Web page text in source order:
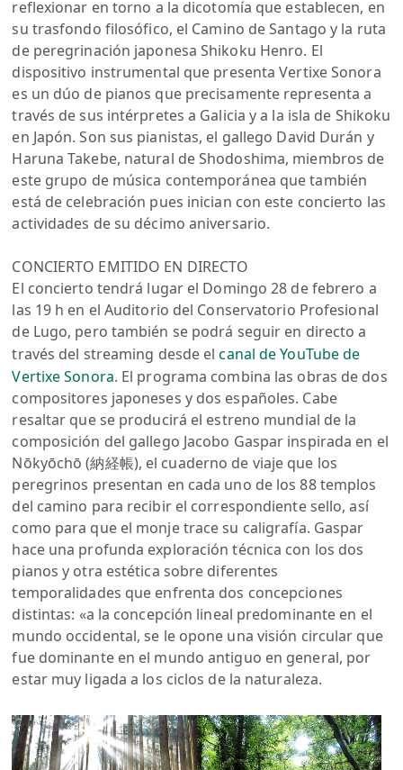
reflexionar en torno a la dicotomía que establecen, en
su trasfondo filosófico, el Camino de Santago y la ruta
de peregrinación japonesa Shikoku Henro. El
dispositivo instrumental que presenta Vertixe Sonora
es un dúo de pianos que precisamente representa a
través de sus intérpretes a Galicia y a la isla de Shikoku
en Japón. Son sus pianistas, el gallego David Durán y
Haruna Takebe, natural de Shodoshima, miembros de
este grupo de música contemporánea que también
está de celebración pues inician con este concierto las
actividades de su décimo aniversario.
CONCIERTO EMITIDO EN DIRECTO
El concierto tendrá lugar el Domingo 28 de febrero a
las 19 h en el Auditorio del Conservatorio Profesional
de Lugo, pero también se podrá seguir en directo a
través del streaming desde elcanal de YouTube de
Vertixe Sonora. El programa combina las obras de dos
compositores japoneses y dos españoles. Cabe
resaltar que se producirá el estreno mundial de la
composición del gallego Jacobo Gaspar inspirada en el
Nōkyōchō (納経帳), el cuaderno de viaje que los
peregrinos presentan en cada uno de los 88 templos
del camino para recibir el correspondiente sello, así
como para que el monje trace su caligrafía. Gaspar
hace una profunda exploración técnica con los dos
pianos y otra estética sobre diferentes
temporalidades que enfrenta dos concepciones
distintas: «a la concepción lineal predominante en el
mundo occidental, se le opone una visión circular que
fue dominante en el mundo antiguo en general, por
estar muy ligada a los ciclos de la naturaleza.